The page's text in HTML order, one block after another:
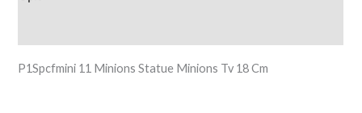
P1Spcfmini 11 Minions Statue Minions Tv 18 Cm